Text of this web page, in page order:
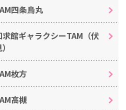
四条烏丸
求館ギャラクシーTAM（伏
枚方
高槻